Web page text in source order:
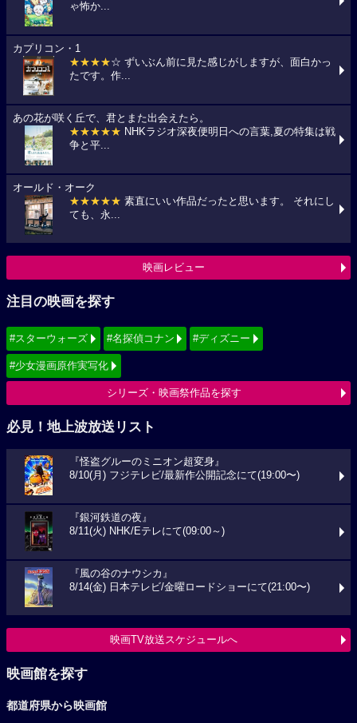
ゃ怖か...
カプリコン・1
★★★★☆ ずいぶん前に見た感じがしますが、面白かっ
たです。作...
あの花が咲く丘で、君とまた出会えたら。
★★★★★ NHKラジオ深夜便明日への言葉,夏の特集は戦
争と平...
オールド・オーク
★★★★★ 素直にいい作品だったと思います。 それにし
ても、永...
映画レビュー
注目の映画を探す
#スターウォーズ #名探偵コナン #ディズニー
#少女漫画原作実写化
シリーズ・映画祭作品を探す
必見！地上波放送リスト
『怪盗グルーのミニオン超変身』
8/10(月) フジテレビ/最新作公開記念にて(19:00〜)
『銀河鉄道の夜』
8/11(火) NHK/Eテレにて(09:00～)
『風の谷のナウシカ』
8/14(金) 日本テレビ/金曜ロードショーにて(21:00〜)
映画TV放送スケジュールへ
映画館を探す
都道府県から映画館